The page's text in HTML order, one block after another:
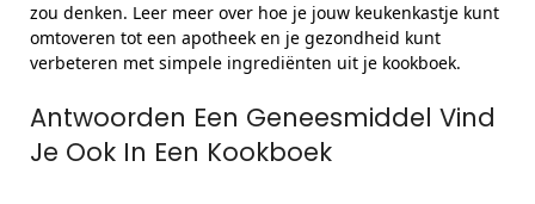
zou denken. Leer meer over hoe je jouw keukenkastje kunt
omtoveren tot een apotheek en je gezondheid kunt
verbeteren met simpele ingrediënten uit je kookboek.
Antwoorden Een Geneesmiddel Vind
Je Ook In Een Kookboek